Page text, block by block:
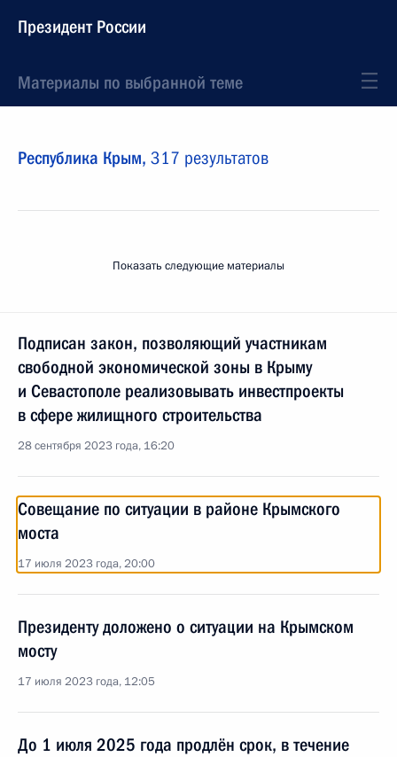
Президент России
Материалы по выбранной теме
Республика Крым, 317 результатов
Показать следующие материалы
Подписан закон, позволяющий участникам
свободной экономической зоны в Крыму
и Севастополе реализовывать инвестпроекты
в сфере жилищного строительства
28 сентября 2023 года, 16:20
Совещание по ситуации в районе Крымского
моста
17 июля 2023 года, 20:00
Президенту доложено о ситуации на Крымском
мосту
17 июля 2023 года, 12:05
До 1 июля 2025 года продлён срок, в течение